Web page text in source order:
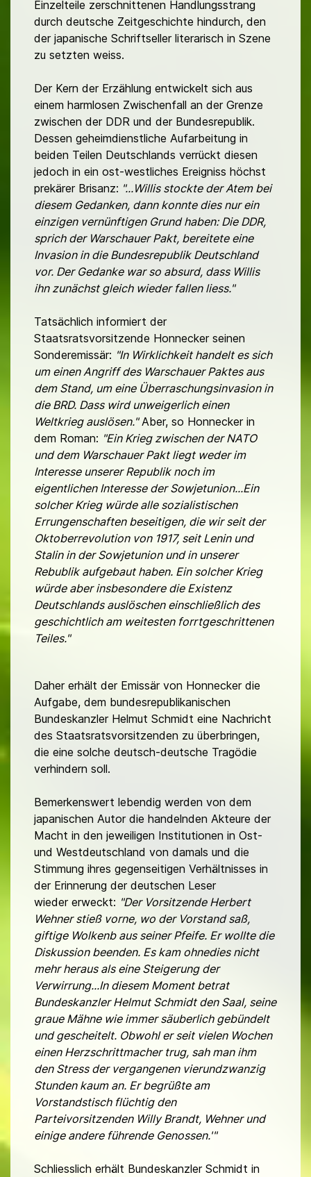
Einzelteile zerschnittenen Handlungsstrang
durch deutsche Zeitgeschichte hindurch, den
der japanische Schriftseller literarisch in Szene
zu setzten weiss.
Der Kern der Erzählung entwickelt sich aus
einem harmlosen Zwischenfall an der Grenze
zwischen der DDR und der Bundesrepublik.
Dessen geheimdienstliche Aufarbeitung in
beiden Teilen Deutschlands verrückt diesen
jedoch in ein ost-westliches Ereigniss höchst
prekärer Brisanz: "...Willis stockte der Atem bei
diesem Gedanken, dann konnte dies nur ein
einzigen vernünftigen Grund haben: Die DDR,
sprich der Warschauer Pakt, bereitete eine
Invasion in die Bundesrepublik Deutschland
vor. Der Gedanke war so absurd, dass Willis
ihn zunächst gleich wieder fallen liess."
Tatsächlich informiert der
Staatsratsvorsitzende Honnecker seinen
Sonderemissär: "In Wirklichkeit handelt es sich
um einen Angriff des Warschauer Paktes aus
dem Stand, um eine Überraschungsinvasion in
die BRD. Dass wird unweigerlich einen
Weltkrieg auslösen."Aber, so Honnecker in
dem Roman: "Ein Krieg zwischen der NATO
und dem Warschauer Pakt liegt weder im
Interesse unserer Republik noch im
eigentlichen Interesse der Sowjetunion...Ein
solcher Krieg würde alle sozialistischen
Errungenschaften beseitigen, die wir seit der
Oktoberrevolution von 1917, seit Lenin und
Stalin in der Sowjetunion und in unserer
Rebublik aufgebaut haben. Ein solcher Krieg
würde aber insbesondere die Existenz
Deutschlands auslöschen einschließlich des
geschichtlich am weitesten forrtgeschrittenen
Teiles."
Daher erhält der Emissär von Honnecker die
Aufgabe, dem bundesrepublikanischen
Bundeskanzler Helmut Schmidt eine Nachricht
des Staatsratsvorsitzenden zu überbringen,
die eine solche deutsch-deutsche Tragödie
verhindern soll.
Bemerkenswert lebendig werden von dem
japanischen Autor die handelnden Akteure der
Macht in den jeweiligen Institutionen in Ost-
und Westdeutschland von damals und die
Stimmung ihres gegenseitigen Verhältnisses in
der Erinnerung der deutschen Leser
wieder erweckt: "Der Vorsitzende Herbert
Wehner stieß vorne, wo der Vorstand saß,
giftige Wolkenb aus seiner Pfeife. Er wollte die
Diskussion beenden. Es kam ohnedies nicht
mehr heraus als eine Steigerung der
Verwirrung...In diesem Moment betrat
Bundeskanzler Helmut Schmidt den Saal, seine
graue Mähne wie immer säuberlich gebündelt
und gescheitelt. Obwohl er seit vielen Wochen
einen Herzschrittmacher trug, sah man ihm
den Stress der vergangenen vierundzwanzig
Stunden kaum an. Er begrüßte am
Vorstandstisch flüchtig den
Parteivorsitzenden Willy Brandt, Wehner und
einige andere führende Genossen.'"
Schliesslich erhält Bundeskanzler Schmidt in